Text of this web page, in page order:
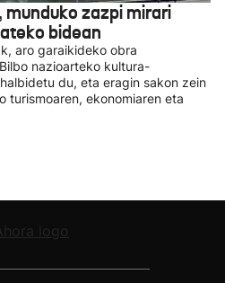
zazpi mirari
bidean
aro garaikideko obra
nazioarteko kultura-
du, eta eragin sakon zein
turismoaren, ekonomiaren eta